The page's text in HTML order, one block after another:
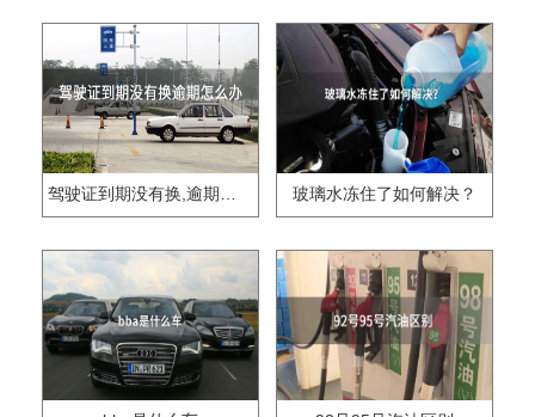
驾驶证到期没有换,逾期怎么办?? 玻璃水冻住了如何解决？